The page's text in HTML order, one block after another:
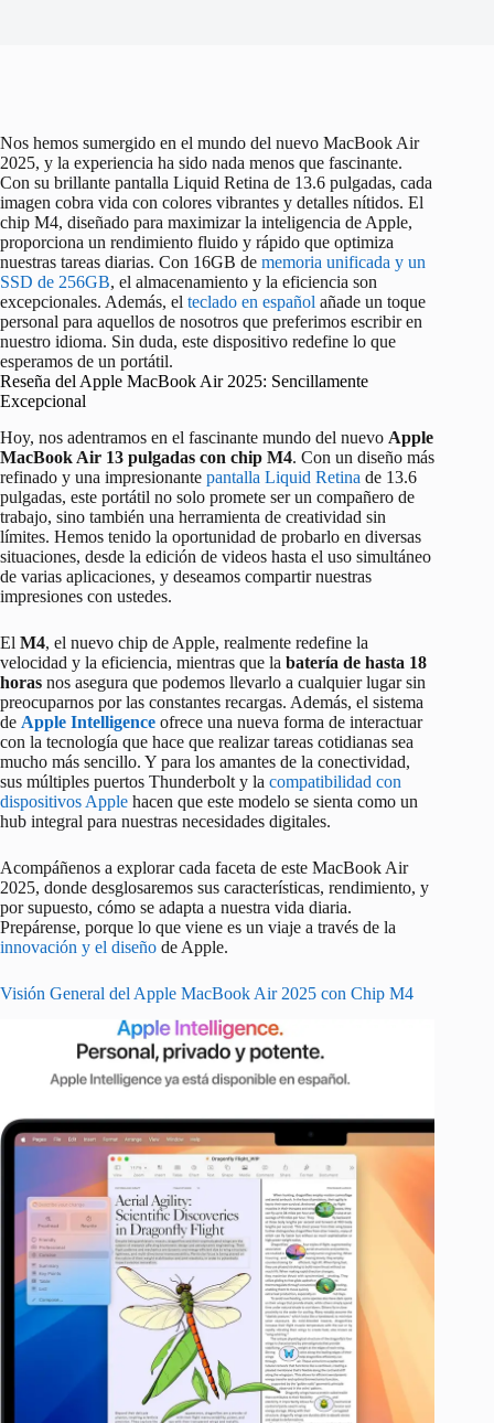
Nos hemos sumergido en el mundo del nuevo MacBook Air
2025, y la experiencia ha sido nada menos que fascinante.
Con su brillante pantalla Liquid Retina de 13.6 pulgadas, cada
imagen cobra vida con colores vibrantes y detalles nítidos. El
chip M4, diseñado para maximizar la inteligencia de Apple,
proporciona un rendimiento fluido y rápido que optimiza
nuestras tareas diarias. Con 16GB de memoria unificada y un
SSD de 256GB, el almacenamiento y la eficiencia son
excepcionales. Además, el teclado en español añade un toque
personal para aquellos de nosotros que preferimos escribir en
nuestro idioma. Sin duda, este dispositivo redefine lo que
esperamos de un portátil.
Reseña del Apple MacBook Air 2025: Sencillamente
Excepcional
Hoy, nos adentramos en el fascinante mundo del nuevo Apple
MacBook Air 13 pulgadas con chip M4. Con un diseño más
refinado y una impresionante pantalla Liquid Retina de 13.6
pulgadas, este portátil no solo promete ser un compañero de
trabajo, sino también una herramienta de creatividad sin
límites. Hemos tenido la oportunidad de probarlo en diversas
situaciones, desde la edición de videos hasta el uso simultáneo
de varias aplicaciones, y deseamos compartir nuestras
impresiones con ustedes.
El M4, el nuevo chip de Apple, realmente redefine la
velocidad y la eficiencia, mientras que la batería de hasta 18
horas nos asegura que podemos llevarlo a cualquier lugar sin
preocuparnos por las constantes recargas. Además, el sistema
de Apple Intelligence ofrece una nueva forma de interactuar
con la tecnología que hace que realizar tareas cotidianas sea
mucho más sencillo. Y para los amantes de la conectividad,
sus múltiples puertos Thunderbolt y la compatibilidad con
dispositivos Apple hacen que este modelo se sienta como un
hub integral para nuestras necesidades digitales.
Acompáñenos a explorar cada faceta de este MacBook Air
2025, donde desglosaremos sus características, rendimiento, y
por supuesto, cómo se adapta a nuestra vida diaria.
Prepárense, porque lo que viene es un viaje a través de la
innovación y el diseño de Apple.
Visión General del Apple MacBook Air 2025 con Chip M4